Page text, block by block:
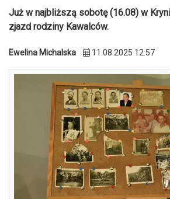
Już w najbliższą sobotę (16.08) w
zjazd rodziny Kawalców.
Ewelina Michalska 11.08.2025 12:57